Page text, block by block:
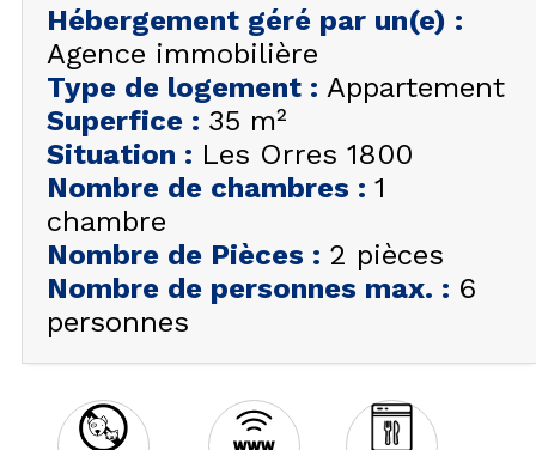
HIVER
+33 (0)4 92 44 19 17
Hébergement géré par un(e) :
Agence immobilière
Type de logement : Appartement
Superfice : 35 m²
Situation : Les Orres 1800
Nombre de chambres : 1
chambre
Nombre de Pièces : 2 pièces
Nombre de personnes max. : 6
personnes